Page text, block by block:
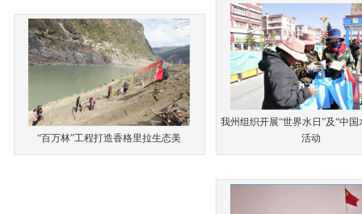
“百万林”工程打造香格里拉生态美
我州组织开展“世界水日”及“中国
活动